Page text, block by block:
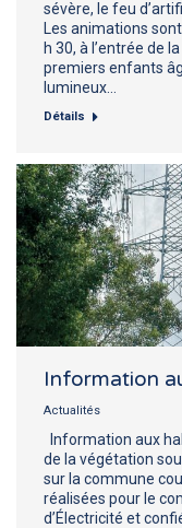
sévère, le feu
Les animations
h 30, à l’entrée de
premiers enfants
lumineux…
Détails
Information
Actualités
Information aux
de la végétation
sur la commune
réalisées pour le
d’Électricité et